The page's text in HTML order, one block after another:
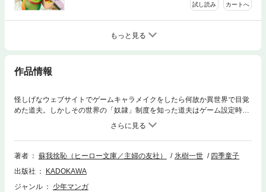
試し読み カートへ
もっと見る
作品情報
怪しげなウェブサイトでゲームキャラメイクをしたら何故か異世界で目覚
めた道夫。しかしその世界の「奴隷」制度を知った道夫はゲーム設定時に
獲得したスキルを使い夢のハーレム生活を送るため冒険に出るのだった！
著者 蘇我捨恥（ヒーロー文庫／主婦の友社） 氷樹一世
四季童子
出版社
KADOKAWA
ジャンル
少年マンガ